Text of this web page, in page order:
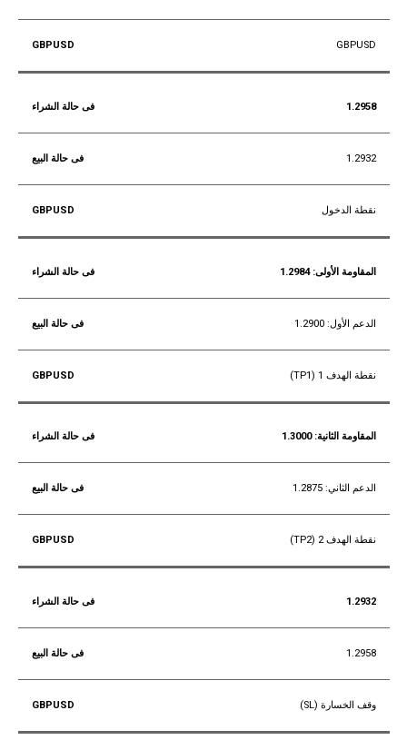
GBPUSD
1.2958
1.2932
نقطة الدخول
المقاومة الأولى: 1.2984
الدعم الأول: 1.2900
نقطة الهدف 1 (TP1)
المقاومة الثانية: 1.3000
الدعم الثاني: 1.2875
نقطة الهدف 2 (TP2)
1.2932
1.2958
وقف الخسارة (SL)